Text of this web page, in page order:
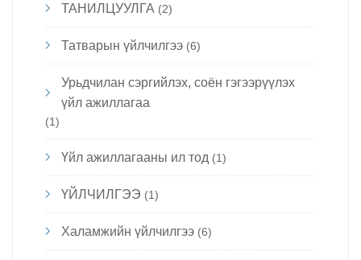
ТАНИЛЦУУЛГА (2)
Татварын үйлчилгээ (6)
Урьдчилан сэргийлэх, соён гэгээрүүлэх
үйл ажиллагаа
(1)
Үйл ажиллагааны ил тод (1)
ҮЙЛЧИЛГЭЭ (1)
Халамжийн үйлчилгээ (6)